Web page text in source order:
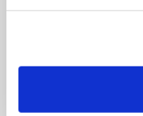
Social Media Summer